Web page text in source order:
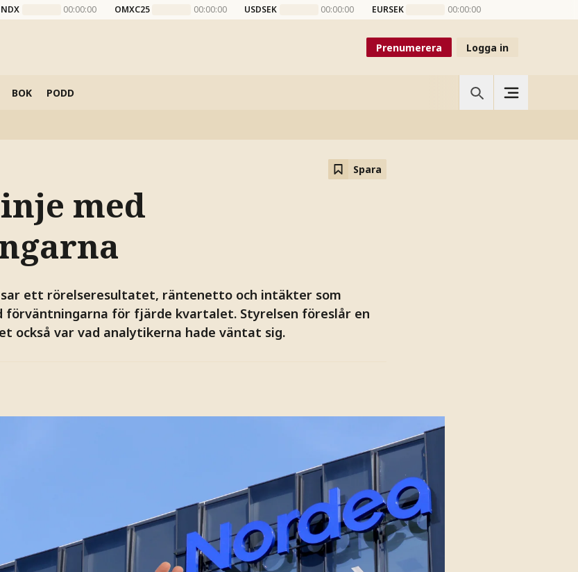
NDX 00:00:00 OMXC25 00:00:00 USDSEK 00:00:00 EURSEK 00:00:00
Prenumerera Logga in
BOK PODD
Spara
med
ett rörelseresultatet, räntenetto och intäkter som
förväntningarna för fjärde kvartalet. Styrelsen föreslår en
också var vad analytikerna hade väntat sig.